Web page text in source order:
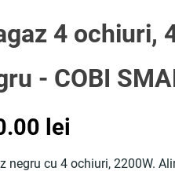
4 ochiuri,
- COBI
lei
negru cu 4 ochiuri, 2200W.